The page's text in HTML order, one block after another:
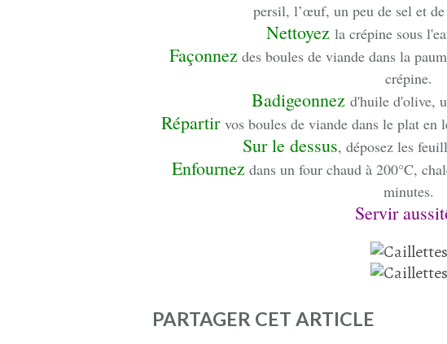
persil, l’œuf, un peu de sel et
Nettoyez la crépine sous
Façonnezdes boules de viande dans la
crépine.
Badigeonnez d'huile d'olive,
Répartir vos boules de viande dans le plat en
Sur le dessus, déposez les
Enfournez dans un four chaud à 200°C,
minutes.
Servir
PARTAGER CET ARTICLE